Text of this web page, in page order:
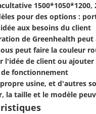
pour des options :
aux besoins du client
de Greenhealth
peut faire la couleur
l'idée de client ou
de fonctionnement
usine, et d'autres
la taille et le modèle